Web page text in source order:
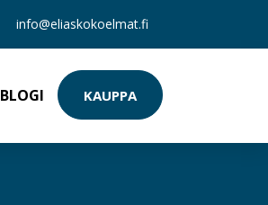
info@eliaskokoelmat.fi
BLOGI KAUPPA